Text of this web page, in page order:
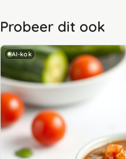
Probeer dit ook
AI-kok